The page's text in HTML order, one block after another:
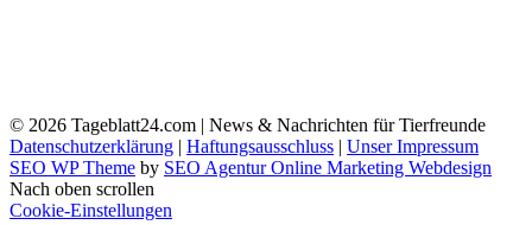
© 2026 Tageblatt24.com | News & Nachrichten für Tierfreunde
Datenschutzerklärung | Haftungsausschluss | Unser Impressum
SEO WP Theme by SEO Agentur Online Marketing Webdesign
Nach oben scrollen
Cookie-Einstellungen